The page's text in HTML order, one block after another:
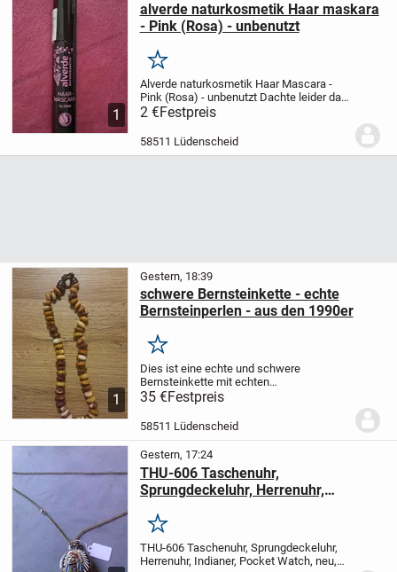
1
alverde naturkosmetik Haar maskara
- Pink (Rosa) - unbenutzt
Merken
Alverde naturkosmetik Haar Mascara -
Pink (Rosa) - unbenutztDachte leider das
sei Wimpern Serum.. wer lesen kann häte
sich 4€ gespart und ist klar im Vorteil ^^
"Produktbeschreibung:
2 €Festpreis
58511 Lüdenscheid
1
Gestern, 18:39
schwere Bernsteinkette - echte
Bernsteinperlen - aus den 1990er
Merken
Dies ist eine echte und schwere
Bernsteinkette mit echten
Bernsteinperlen ^^
ca. 1990er jahren
melden
35 €Festpreis
58511 Lüdenscheid
Gestern, 17:24
THU-606 Taschenuhr,
Sprungdeckeluhr, Herrenuhr,
Merken
THU-606 Taschenuhr, Sprungdeckeluhr,
Herrenuhr, Indianer, Pocket Watch, neu,